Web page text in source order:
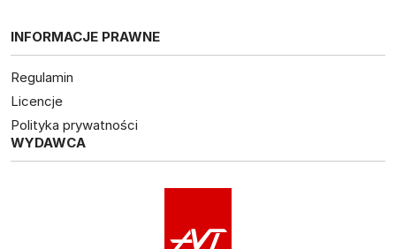
INFORMACJE PRAWNE
Regulamin
Licencje
Polityka prywatności
WYDAWCA